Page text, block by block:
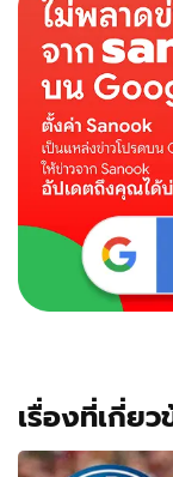
เรื่องที่เกี่ย